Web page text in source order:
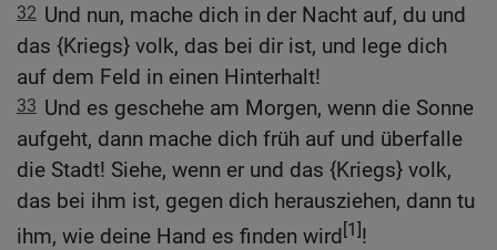
32 Und nun, mache dich in der Nacht auf, du und
das {Kriegs} volk, das bei dir ist, und lege dich
auf dem Feld in einen Hinterhalt!
33 Und es geschehe am Morgen, wenn die Sonne
aufgeht, dann mache dich früh auf und überfalle
die Stadt! Siehe, wenn er und das {Kriegs} volk,
das bei ihm ist, gegen dich herausziehen, dann tu
ihm, wie deine Hand es finden wird[1]!